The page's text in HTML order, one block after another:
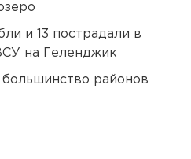
и 13 пострадали в
на Геленджик
районов